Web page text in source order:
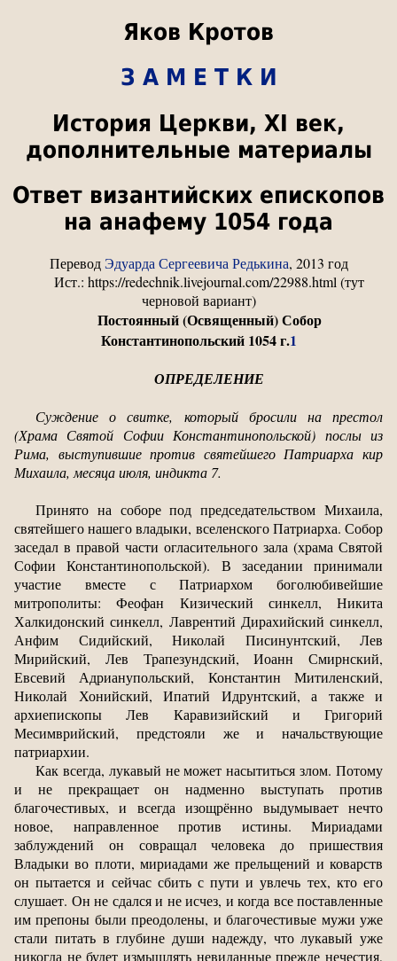
Яков Кротов
З А М Е Т К И
История Церкви, XI век,
дополнительные материалы
Ответ византийских епископов
на анафему 1054 года
Перевод Эдуарда Сергеевича Редькина, 2013 год
Ист.: https://redechnik.livejournal.com/22988.html (тут
черновой вариант)
Постоянный (Освященный) Собор
Константинопольский 1054 г.1
ОПРЕДЕЛЕНИЕ
Суждение о свитке, который бросили на престол
(Храма Святой Софии Константинопольской) послы из
Рима, выступившие против святейшего Патриарха кир
Михаила, месяца июля, индикта 7.
Принято на соборе под председательством Михаила,
святейшего нашего владыки, вселенского Патриарха. Собор
заседал в правой части огласительного зала (храма Святой
Софии Константинопольской). В заседании принимали
участие вместе с Патриархом боголюбивейшие
митрополиты: Феофан Кизический синкелл, Никита
Халкидонский синкелл, Лаврентий Дирахийский синкелл,
Анфим Сидийский, Николай Писинунтский, Лев
Мирийский, Лев Трапезундский, Иоанн Смирнский,
Евсевий Адрианупольский, Константин Митиленский,
Николай Хонийский, Ипатий Идрунтский, а также и
архиепископы Лев Каравизийский и Григорий
Месимврийский, предстояли же и начальствующие
патриархии.
Как всегда, лукавый не может насытиться злом. Потому
и не прекращает он надменно выступать против
благочестивых, и всегда изощрённо выдумывает нечто
новое, направленное против истины. Мириадами
заблуждений он совращал человека до пришествия
Владыки во плоти, мириадами же прельщений и коварств
он пытается и сейчас сбить с пути и увлечь тех, кто его
слушает. Он не сдался и не исчез, и когда все поставленные
им препоны были преодолены, и благочестивые мужи уже
стали питать в глубине души надежду, что лукавый уже
никогда не будет измышлять невиданные прежде нечестия,